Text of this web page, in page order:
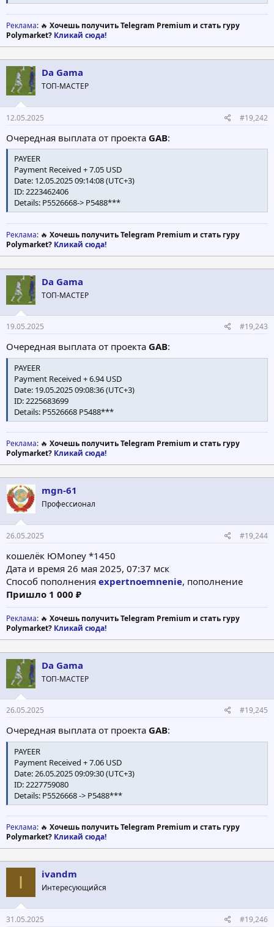
Реклама: 🔥 Хочешь получить Telegram Premium и стать гуру
Polymarket? Кликай сюда!
Da Gama
ТОП-МАСТЕР
12.05.2025 #19,242
Очередная выплата от проекта GAB:
PAYEER
Payment Received + 7.05 USD
Date: 12.05.2025 09:14:08 (UTC+3)
ID: 2223462406
Details: P5526668-> P5488***
Реклама: 🔥 Хочешь получить Telegram Premium и стать гуру
Polymarket? Кликай сюда!
Da Gama
ТОП-МАСТЕР
19.05.2025 #19,243
Очередная выплата от проекта GAB:
PAYEER
Payment Received + 6.94 USD
Date: 19.05.2025 09:08:36 (UTC+3)
ID: 2225683699
Details: P5526668 P5488***
Реклама: 🔥 Хочешь получить Telegram Premium и стать гуру
Polymarket? Кликай сюда!
mgn-61
Профессионал
26.05.2025 #19,244
кошелёк ЮMoney *1450
Дата и время 26 мая 2025, 07:37 мск
Способ пополнения expertnoemnenie, пополнение
Пришло 1 000 ₽
Реклама: 🔥 Хочешь получить Telegram Premium и стать гуру
Polymarket? Кликай сюда!
Da Gama
ТОП-МАСТЕР
26.05.2025 #19,245
Очередная выплата от проекта GAB:
PAYEER
Payment Received + 7.06 USD
Date: 26.05.2025 09:09:30 (UTC+3)
ID: 2227759080
Details: P5526668 -> P5488***
Реклама: 🔥 Хочешь получить Telegram Premium и стать гуру
Polymarket? Кликай сюда!
I ivandm
Интересующийся
31.05.2025 #19,246